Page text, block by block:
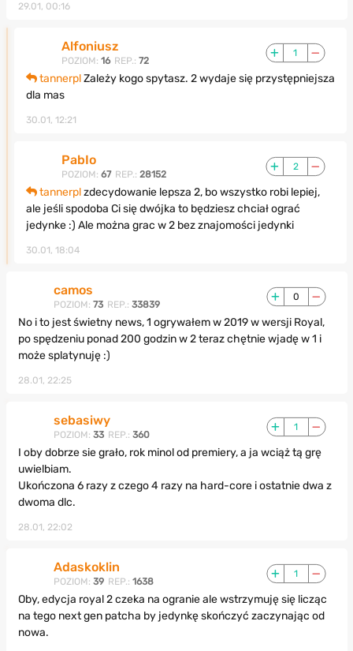
29.01, 00:16
Alfoniusz
POZIOM: 16 REP.: 72
1
tannerplZależy kogo spytasz. 2 wydaje się przystępniejsza
dla mas
30.01, 12:21
PabIo
POZIOM: 67 REP.: 28152
2
tannerplzdecydowanie lepsza 2, bo wszystko robi lepiej,
ale jeśli spodoba Ci się dwójka to będziesz chciał ograć
jedynke :) Ale można grac w 2 bez znajomości jedynki
30.01, 18:04
camos
POZIOM: 73 REP.: 33839
0
No i to jest świetny news, 1 ogrywałem w 2019 w wersji Royal,
po spędzeniu ponad 200 godzin w 2 teraz chętnie wjadę w 1 i
może splatynuję :)
28.01, 22:25
sebasiwy
POZIOM: 33 REP.: 360
1
I oby dobrze sie grało, rok minol od premiery, a ja wciąż tą grę
uwielbiam.
Ukończona 6 razy z czego 4 razy na hard-core i ostatnie dwa z
dwoma dlc.
28.01, 22:02
Adaskoklin
POZIOM: 39 REP.: 1638
1
Oby, edycja royal 2 czeka na ogranie ale wstrzymuję się licząc
na tego next gen patcha by jedynkę skończyć zaczynając od
nowa.